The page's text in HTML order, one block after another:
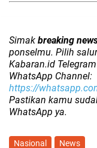
Simak breaking
ponselmu. Pilih
Kabaran.id
WhatsApp Channel:
https://
Pastikan kamu
WhatsApp ya.
Nasional News